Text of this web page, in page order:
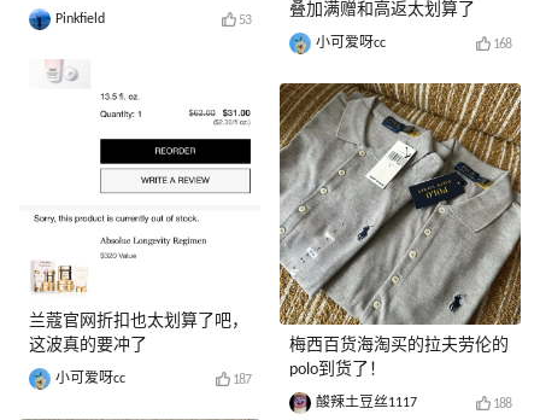
Pinkfield 53
兰蔻官网折扣也太划算了吧，
这波真的要冲了
小可爱呀cc 187
叠加满赠和高返太划算了
小可爱呀cc 168
梅西百货海淘买的拉夫劳伦的
polo到货了！
酸辣土豆丝1117 188